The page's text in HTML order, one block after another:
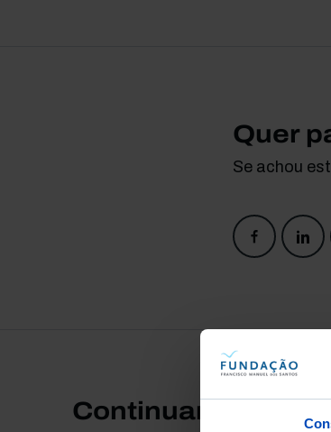
Quer
Se achou
Continuar a